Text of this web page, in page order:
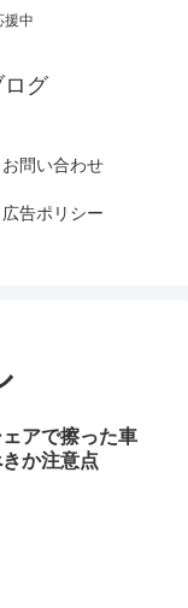
援中
ログ
お問い合わせ
広告ポリシー
アで擦った車
か注意点